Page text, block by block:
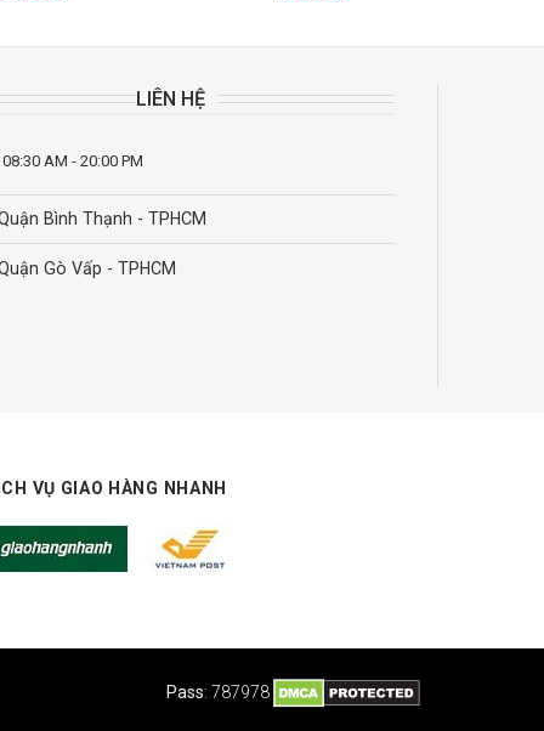
LIÊN HỆ
AM - 20:00 PM
Bình Thạnh - TPHCM
Gò Vấp - TPHCM
VỤ GIAO HÀNG NHANH
Pass: 787978